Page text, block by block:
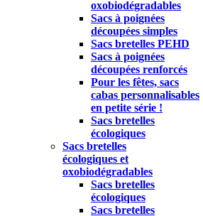
oxobiodégradables
Sacs à poignées
découpées simples
Sacs bretelles PEHD
Sacs à poignées
découpées renforcés
Pour les fêtes, sacs
cabas personnalisables
en petite série !
Sacs bretelles
écologiques
Sacs bretelles
écologiques et
oxobiodégradables
Sacs bretelles
écologiques
Sacs bretelles